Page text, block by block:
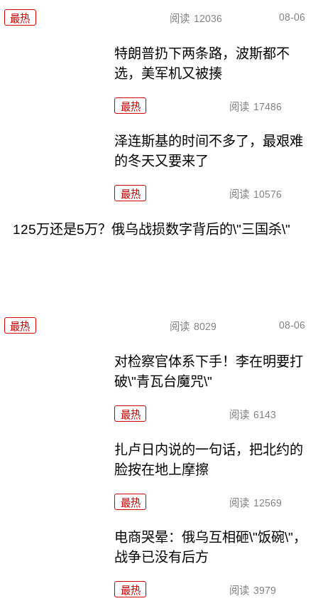
最热 阅读 12036 08-06
特朗普扔下两条路，波斯都不
选，美军机又被揍
最热 阅读 17486
泽连斯基的时间不多了，最艰难
的冬天又要来了
最热 阅读 10576
125万还是5万？俄乌战损数字背后的\"三国杀\"
最热 阅读 8029 08-06
对检察官体系下手！李在明要打
破\"青瓦台魔咒\"
最热 阅读 6143
扎卢日内说的一句话，把北约的
脸按在地上摩擦
最热 阅读 12569
电商哭晕：俄乌互相砸\"饭碗\"，
战争已没有后方
最热 阅读 3979